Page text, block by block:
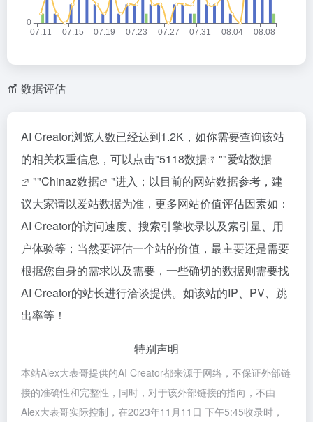
数据评估
AI Creator浏览人数已经达到1.2K，如你需要查询该站
的相关权重信息，可以点击"5118数据 ""爱站数据
""Chinaz数据
"进入；以目前的网站数据参考，建
议大家请以爱站数据为准，更多网站价值评估因素如：
AI Creator的访问速度、搜索引擎收录以及索引量、用
户体验等；当然要评估一个站的价值，最主要还是需要
根据您自身的需求以及需要，一些确切的数据则需要找
AI Creator的站长进行洽谈提供。如该站的IP、PV、跳
出率等！
特别声明
本站Alex大表哥提供的AI Creator都来源于网络，不保证外部链
接的准确性和完整性，同时，对于该外部链接的指向，不由
Alex大表哥实际控制，在2023年11月11日 下午5:45收录时，